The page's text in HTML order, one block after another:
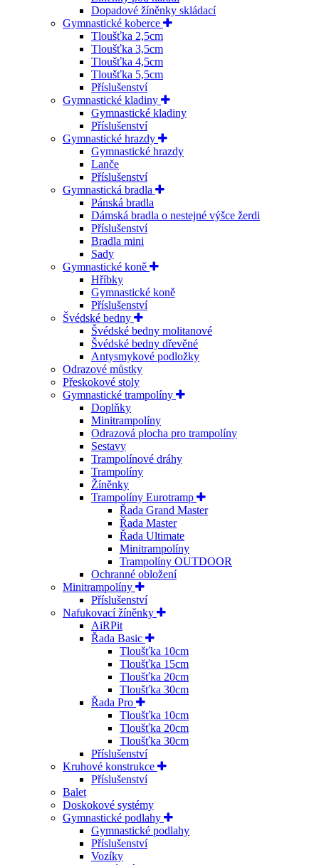
Dopadové žíněnky skládací
Gymnastické koberce
Tloušťka 2,5cm
Tloušťka 3,5cm
Tloušťka 4,5cm
Tloušťka 5,5cm
Příslušenství
Gymnastické kladiny
Gymnastické kladiny
Příslušenství
Gymnastické hrazdy
Gymnastické hrazdy
Lanče
Příslušenství
Gymnastická bradla
Pánská bradla
Dámská bradla o nestejné výšce žerdi
Příslušenství
Bradla mini
Sady
Gymnastické koně
Hříbky
Gymnastické koně
Příslušenství
Švédské bedny
Švédské bedny molitanové
Švédské bedny dřevěné
Antysmykové podložky
Odrazové můstky
Přeskokové stoly
Gymnastické trampolíny
Doplňky
Minitrampolíny
Odrazová plocha pro trampolíny
Sestavy
Trampolínové dráhy
Trampolíny
Žíněnky
Trampolíny Eurotramp
Řada Grand Master
Řada Master
Řada Ultimate
Minitrampolíny
Trampolíny OUTDOOR
Ochranné obložení
Minitrampolíny
Příslušenství
Nafukovací žíněnky
AiRPit
Řada Basic
Tloušťka 10cm
Tloušťka 15cm
Tloušťka 20cm
Tloušťka 30cm
Řada Pro
Tloušťka 10cm
Tloušťka 20cm
Tloušťka 30cm
Příslušenství
Kruhové konstrukce
Příslušenství
Balet
Doskokové systémy
Gymnastické podlahy
Gymnastické podlahy
Příslušenství
Vozíky